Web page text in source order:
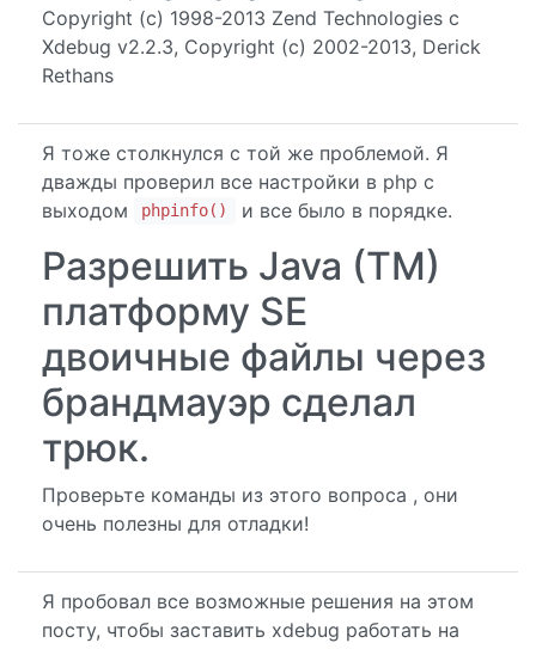
Copyright (c) 1998-2013 Zend Technologies с
Xdebug v2.2.3, Copyright (c) 2002-2013, Derick
Rethans
Я тоже столкнулся с той же проблемой. Я
дважды проверил все настройки в php с
выходом
phpinfo() и все было в порядке.
Разрешить Java (TM)
платформу SE
двоичные файлы через
брандмауэр сделал
трюк.
Проверьте команды из этого вопроса , они
очень полезны для отладки!
Я пробовал все возможные решения на этом
посту, чтобы заставить xdebug работать на